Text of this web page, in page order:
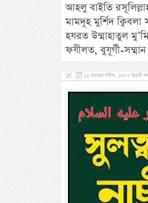
আহলু বাইতি রসূলিল্লাহ
মামদূহ মুর্শিদ
হযরত উম্মাহাতুল
ফযীলত, বুযূর্গী-
, ১৫ রমাদ্বান শরীফ, ১৪৪৭